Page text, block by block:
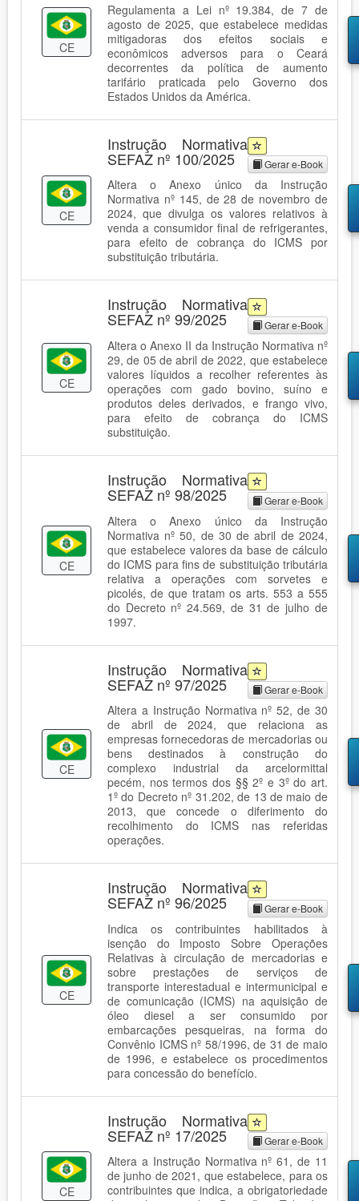
CE
Regulamenta a Lei nº 19.384, de 7 de
agosto de 2025, que estabelece medidas
mitigadoras dos efeitos sociais e
econômicos adversos para o Ceará
decorrentes da política de aumento
tarifário praticada pelo Governo dos
Estados Unidos da América.
CE
Instrução Normativa
SEFAZ nº 100/2025 Gerar e-Book
Altera o Anexo único da Instrução
Normativa nº 145, de 28 de novembro de
2024, que divulga os valores relativos à
venda a consumidor final de refrigerantes,
para efeito de cobrança do ICMS por
substituição tributária.
CE
Instrução Normativa
SEFAZ nº 99/2025 Gerar e-Book
Altera o Anexo II da Instrução Normativa nº
29, de 05 de abril de 2022, que estabelece
valores líquidos a recolher referentes às
operações com gado bovino, suíno e
produtos deles derivados, e frango vivo,
para efeito de cobrança do ICMS
substituição.
CE
Instrução Normativa
SEFAZ nº 98/2025 Gerar e-Book
Altera o Anexo único da Instrução
Normativa nº 50, de 30 de abril de 2024,
que estabelece valores da base de cálculo
do ICMS para fins de substituição tributária
relativa a operações com sorvetes e
picolés, de que tratam os arts. 553 a 555
do Decreto nº 24.569, de 31 de julho de
1997.
CE
Instrução Normativa
SEFAZ nº 97/2025 Gerar e-Book
Altera a Instrução Normativa nº 52, de 30
de abril de 2024, que relaciona as
empresas fornecedoras de mercadorias ou
bens destinados à construção do
complexo industrial da arcelormittal
pecém, nos termos dos §§ 2º e 3º do art.
1º do Decreto nº 31.202, de 13 de maio de
2013, que concede o diferimento do
recolhimento do ICMS nas referidas
operações.
CE
Instrução Normativa
SEFAZ nº 96/2025 Gerar e-Book
Indica os contribuintes habilitados à
isenção do Imposto Sobre Operações
Relativas à circulação de mercadorias e
sobre prestações de serviços de
transporte interestadual e intermunicipal e
de comunicação (ICMS) na aquisição de
óleo diesel a ser consumido por
embarcações pesqueiras, na forma do
Convênio ICMS nº 58/1996, de 31 de maio
de 1996, e estabelece os procedimentos
para concessão do benefício.
CE
Instrução Normativa
SEFAZ nº 17/2025 Gerar e-Book
Altera a Instrução Normativa nº 61, de 11
de junho de 2021, que estabelece, para os
contribuintes que indica, a obrigatoriedade